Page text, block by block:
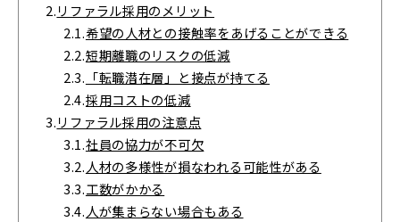
2.リファラル採用のメリット
2.1.希望の人材との接触率をあげることができる
2.2.短期離職のリスクの低減
2.3. 「転職潜在層」と接点が持てる
2.4.採⽤コストの低減
3.リファラル採用の注意点
3.1.社員の協力が不可欠
3.2. 人材の多様性が損なわれる可能性がある
3.3.工数がかかる
3.4. 人が集まらない場合もある